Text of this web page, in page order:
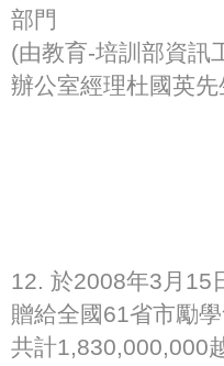
部門
(由教育-培訓部資訊
辦公室經理杜國英
12. 於2008年3月15
贈給全國61省市勵
共計1,830,000,000